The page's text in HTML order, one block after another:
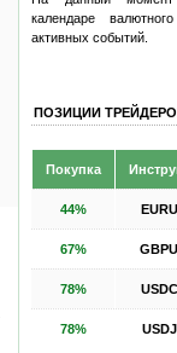
календаре
активных событий.
ПОЗИЦИИ
Покупка
44%
67%
78%
78%